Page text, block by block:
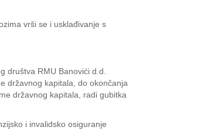
vrši se i usklađivanje s
društva RMU Banovići d.d.
državnog kapitala, do okončanja
državnog kapitala, radi gubitka
i invalidsko osiguranje